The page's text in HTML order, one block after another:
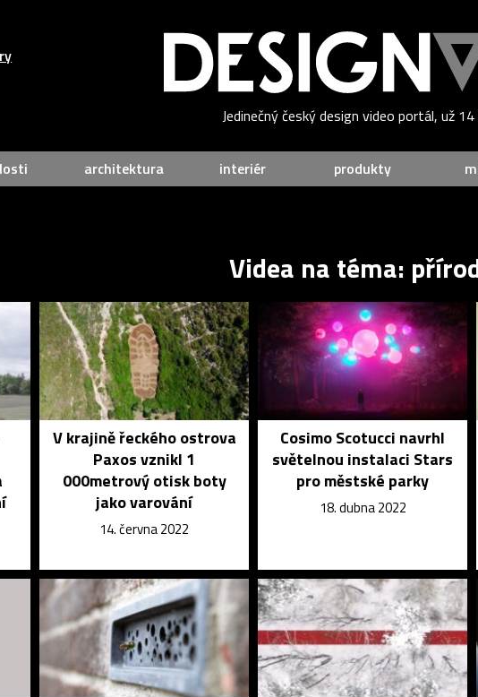
Jedinečný český design video portál, už
architektura interiér produkty
Videa na téma:
V krajině řeckého ostrova
Paxos vznikl 1
000metrový otisk boty
jako varování
14. června 2022
Cosimo Scotucci navrhl
světelnou instalaci Stars
pro městské parky
18. dubna 2022